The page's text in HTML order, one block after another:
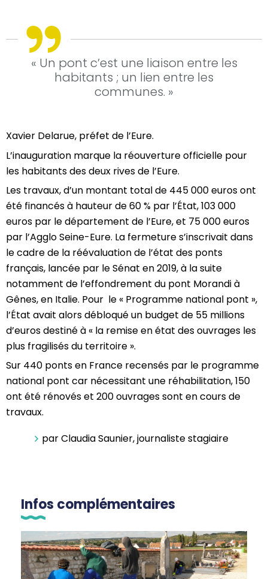
« Un pont c’est une liaison entre les
habitants ; un lien entre les
communes. »
Xavier Delarue, préfet de l’Eure.
L’inauguration marque la réouverture officielle pour
les habitants des deux rives de l’Eure.
Les travaux, d’un montant total de 445 000 euros ont
été financés à hauteur de 60 % par l’État, 103 000
euros par le département de l’Eure, et 75 000 euros
par l’Agglo Seine-Eure. La fermeture s’inscrivait dans
le cadre de la réévaluation de l’état des ponts
français, lancée par le Sénat en 2019, à la suite
notamment de l’effondrement du pont Morandi à
Gênes, en Italie. Pour le « Programme national pont »,
l’État avait alors débloqué un budget de 55 millions
d’euros destiné à « la remise en état des ouvrages les
plus fragilisés du territoire ».
Sur 440 ponts en France recensés par le programme
national pont car nécessitant une réhabilitation, 150
ont été rénovés et 200 ouvrages sont en cours de
travaux.
par Claudia Saunier, journaliste stagiaire
Infos complémentaires